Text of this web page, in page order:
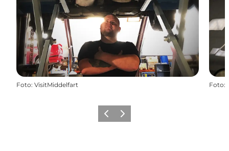
Foto: VisitMiddelfart Foto:
ForrigeNæste